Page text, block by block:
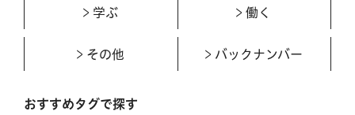
学ぶ 働く
その他 バックナンバー
おすすめタグで探す